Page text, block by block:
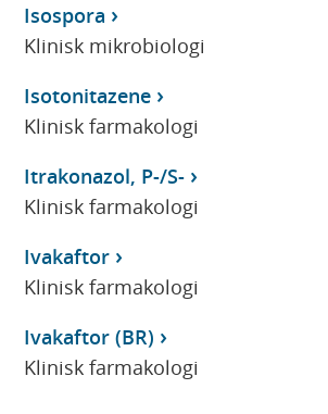
Isospora
Klinisk mikrobiologi
Isotonitazene
Klinisk farmakologi
Itrakonazol, P-/S-
Klinisk farmakologi
Ivakaftor
Klinisk farmakologi
Ivakaftor (BR)
Klinisk farmakologi